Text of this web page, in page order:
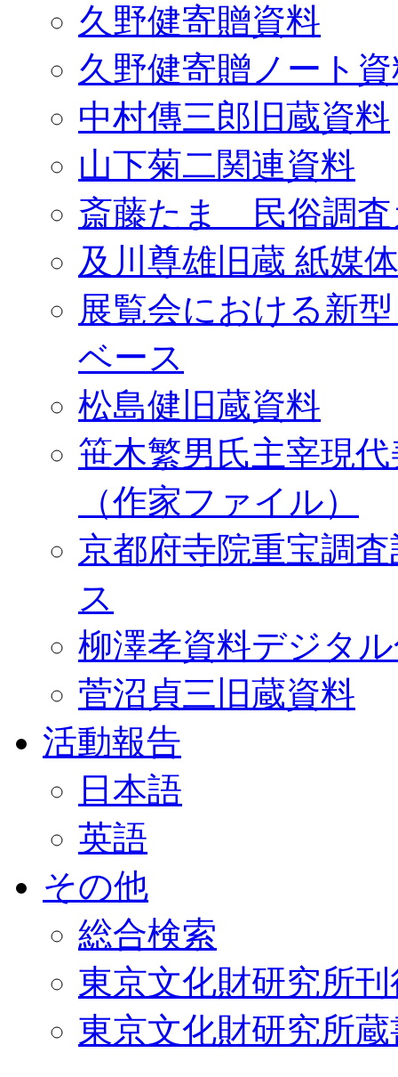
久野健寄贈資料
久野健寄贈ノート
中村傳三郎旧蔵資料
山下菊二関連資料
斎藤たま 民俗調査
及川尊雄旧蔵 紙媒
展覧会における新
ベース
松島健旧蔵資料
笹木繁男氏主宰現
（作家ファイル）
京都府寺院重宝調
ス
柳澤孝資料デジタ
菅沼貞三旧蔵資料
活動報告
日本語
英語
その他
総合検索
東京文化財研究所
東京文化財研究所